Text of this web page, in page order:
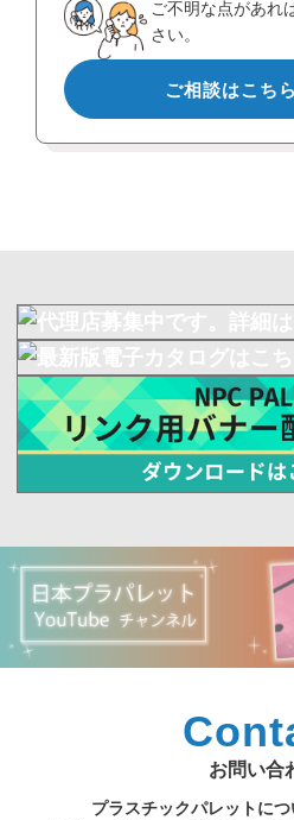
ご不明な点があれ
さい。
ご相談はこち
お問い合
プラスチックパレットに